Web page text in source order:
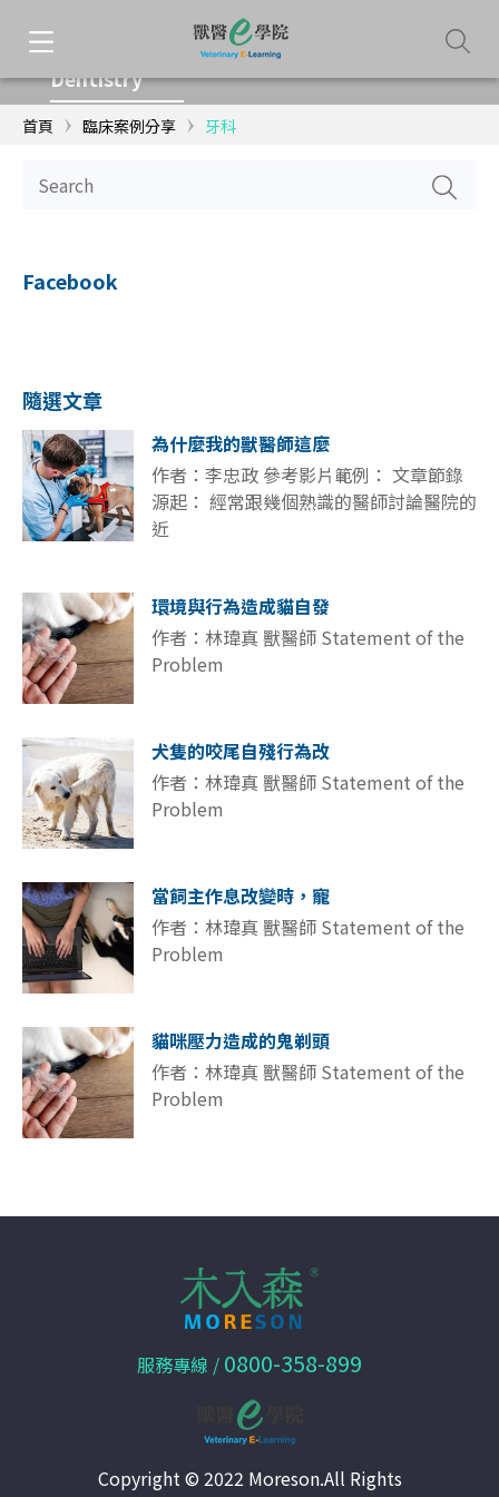
牙科
Dentistry
首頁 臨床案例分享 牙科
Facebook
隨選文章
為什麼我的獸醫師這麼
作者：李忠政 參考影片範例： 文章節錄
源起： 經常跟幾個熟識的醫師討論醫院的
近
環境與行為造成貓自發
作者：林瑋真 獸醫師 Statement of the
Problem
犬隻的咬尾自殘行為改
作者：林瑋真 獸醫師 Statement of the
Problem
當飼主作息改變時，寵
作者：林瑋真 獸醫師 Statement of the
Problem
貓咪壓力造成的鬼剃頭
作者：林瑋真 獸醫師 Statement of the
Problem
服務專線 / 0800-358-899
Copyright © 2022 Moreson.All Rights